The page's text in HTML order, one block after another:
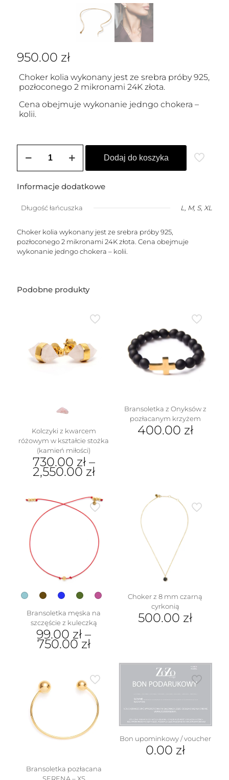
950.00 zł
Choker kolia wykonany jest ze srebra próby 925,
pozłoconego 2 mikronami 24K złota.
Cena obejmuje wykonanie jedngo chokera –
kolii.
Choker
pozłacany
Dodaj do koszyka
Informacje dodatkowe
Długość łańcuszka L, M, S, XL
Choker kolia wykonany jest ze srebra próby 925,
pozłoconego 2 mikronami 24K złota. Cena obejmuje
wykonanie jedngo chokera – kolii.
Podobne produkty
Kolczyki z kwarcem
różowym w kształcie stożka
(kamień miłości)
730.00 zł–
2,550.00 zł
ma
wiele
wariantów.
stronie
produktu
Bransoletka z Onyksów z
pozłacanym krzyżem
400.00 zł
Bransoletka męska na
szczęście z kuleczką
99.00 zł –
750.00 zł
wiele
wariantów.
na
Choker z 8 mm czarną
cyrkonią
500.00 zł
Bransoletka pozłacana
Bon upominkowy / voucher
0.00 zł